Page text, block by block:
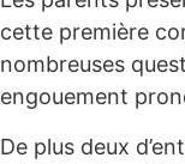
cette première
nombreuses
engouement
De plus deux